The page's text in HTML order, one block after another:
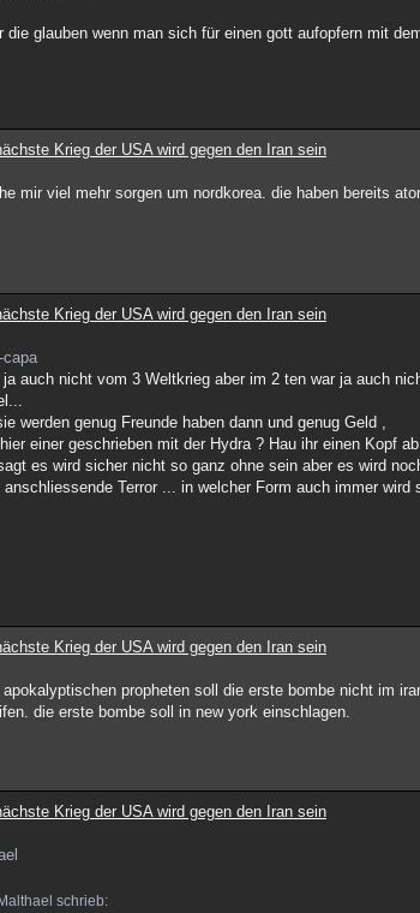
die glauben wenn man sich für einen gott aufopfern mit
Krieg der USA wird gegen den Iran sein
mir viel mehr sorgen um nordkorea. die haben bereits
Krieg der USA wird gegen den Iran sein
capa
ja auch nicht vom 3 Weltkrieg aber im 2 ten war ja auch
werden genug Freunde haben dann und genug Geld ,
einer geschrieben mit der Hydra ? Hau ihr einen Kopf
es wird sicher nicht so ganz ohne sein aber es wird
anschliessende Terror ... in welcher Form auch immer wird
Krieg der USA wird gegen den Iran sein
apokalyptischen propheten soll die erste bombe nicht im
die erste bombe soll in new york einschlagen.
Krieg der USA wird gegen den Iran sein
Malthael schrieb: